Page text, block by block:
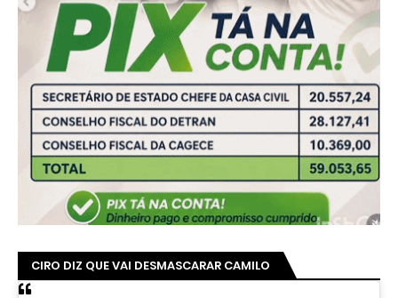
CIRO DIZ QUE VAI DESMASCARAR CAMILO